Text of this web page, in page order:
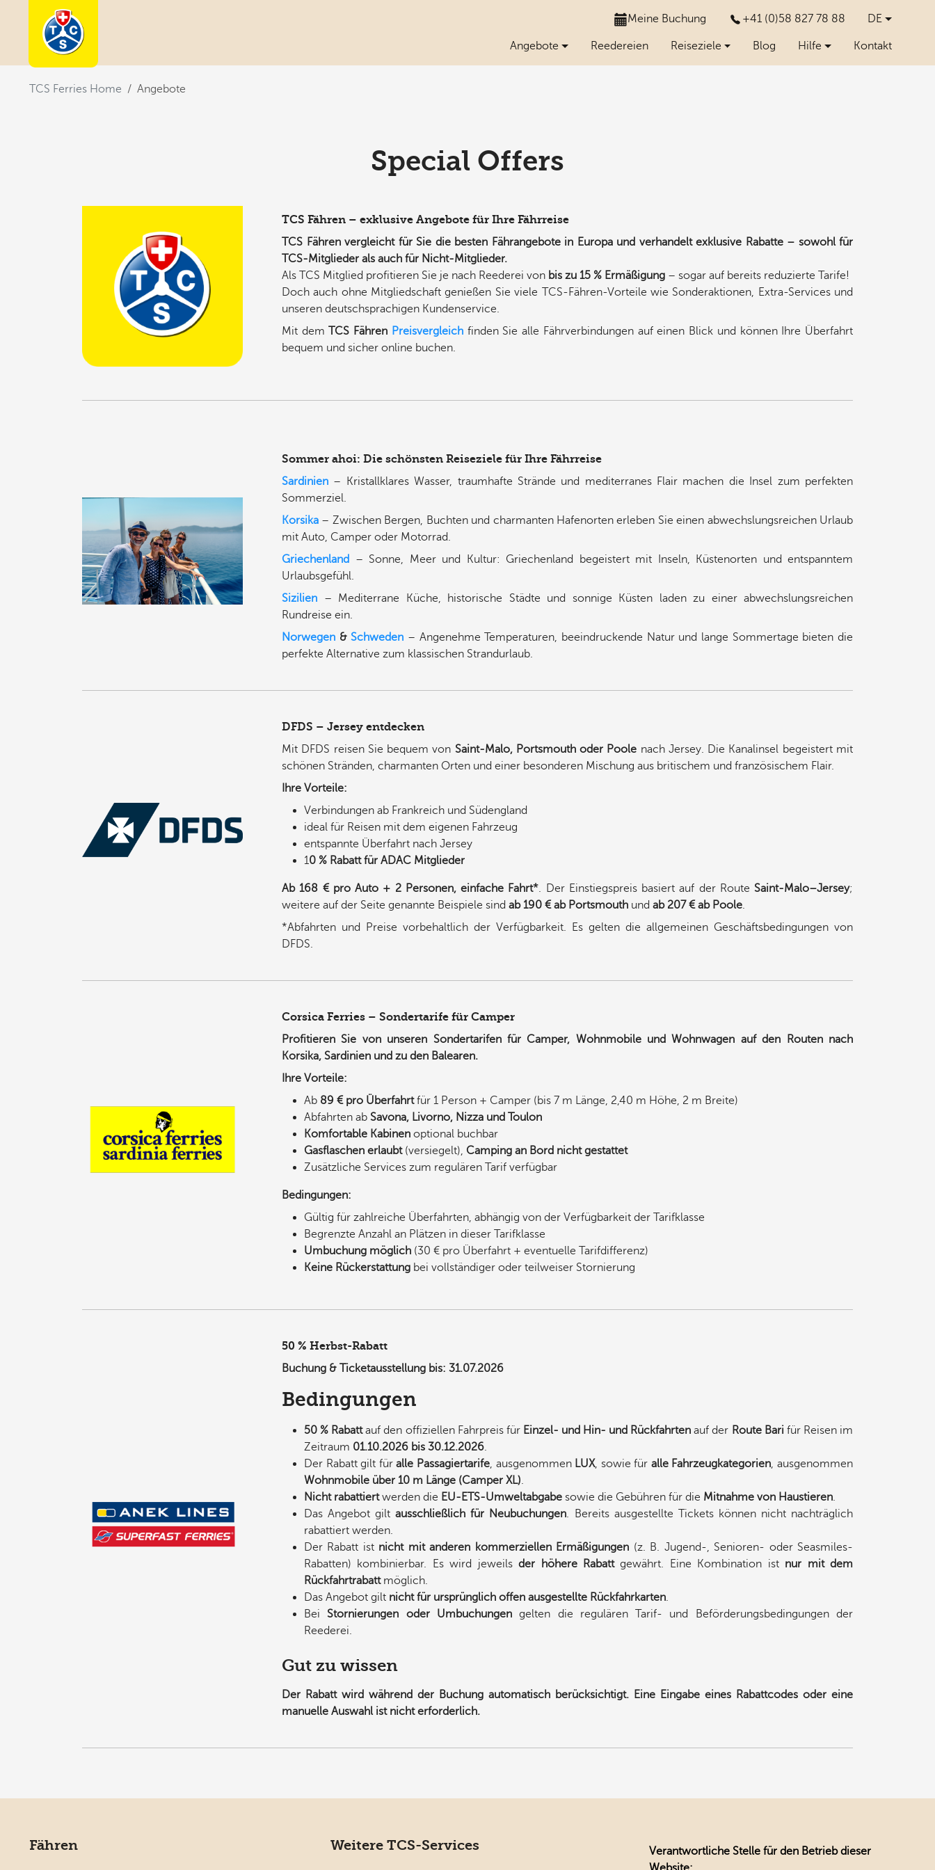
Meine Buchung +41 (0)58 827 78 88 DE
Angebote(current)Reedereien Reiseziele Blog Hilfe Kontakt
TCS Ferries Home Angebote
Special Offers
TCS Fähren – exklusive Angebote für Ihre Fährreise
TCS Fähren vergleicht für Sie die besten Fährangebote in Europa und verhandelt exklusive Rabatte – sowohl für
TCS-Mitglieder als auch für Nicht-Mitglieder.
Als TCS Mitglied profitieren Sie je nach Reederei von bis zu 15 % Ermäßigung – sogar auf bereits reduzierte Tarife!
Doch auch ohne Mitgliedschaft genießen Sie viele TCS-Fähren-Vorteile wie Sonderaktionen, Extra-Services und
unseren deutschsprachigen Kundenservice.
Mit demTCS Fähren Preisvergleichfinden Sie alle Fährverbindungen auf einen Blick und können Ihre Überfahrt
bequem und sicher online buchen.
Sommer ahoi: Die schönsten Reiseziele für Ihre Fährreise
Sardinien – Kristallklares Wasser, traumhafte Strände und mediterranes Flair machen die Insel zum perfekten
Sommerziel.
Korsika – Zwischen Bergen, Buchten und charmanten Hafenorten erleben Sie einen abwechslungsreichen Urlaub
mit Auto, Camper oder Motorrad.
Griechenland
– Sonne, Meer und Kultur: Griechenland begeistert mit Inseln, Küstenorten und entspanntem
Urlaubsgefühl.
Sizilien – Mediterrane Küche, historische Städte und sonnige Küsten laden zu einer abwechslungsreichen
Rundreise ein.
Norwegen &Schweden – Angenehme Temperaturen, beeindruckende Natur und lange Sommertage bieten die
perfekte Alternative zum klassischen Strandurlaub.
DFDS – Jersey entdecken
Mit DFDS reisen Sie bequem von Saint-Malo, Portsmouth oder Poole nach Jersey. Die Kanalinsel begeistert mit
schönen Stränden, charmanten Orten und einer besonderen Mischung aus britischem und französischem Flair.
Ihre Vorteile:
Verbindungen ab Frankreich und Südengland
ideal für Reisen mit dem eigenen Fahrzeug
entspannte Überfahrt nach Jersey
10 % Rabatt für ADAC Mitglieder
Ab 168 € pro Auto + 2 Personen, einfache Fahrt*. Der Einstiegspreis basiert auf der Route Saint-Malo–Jersey;
weitere auf der Seite genannte Beispiele sind ab 190 € ab Portsmouth und ab 207 € ab Poole.
*Abfahrten und Preise vorbehaltlich der Verfügbarkeit. Es gelten die allgemeinen Geschäftsbedingungen von
DFDS.
Corsica Ferries – Sondertarife für Camper
Profitieren Sie von unseren Sondertarifen für Camper, Wohnmobile und Wohnwagen auf den Routen nach
Korsika, Sardinien und zu den Balearen.
Ihre Vorteile:
Ab 89 € pro Überfahrtfür 1 Person + Camper (bis 7 m Länge, 2,40 m Höhe, 2 m Breite)
Abfahrten ab Savona, Livorno, Nizza und Toulon
Komfortable Kabinen optional buchbar
Gasflaschen erlaubt(versiegelt), Camping an Bord nicht gestattet
Zusätzliche Services zum regulären Tarif verfügbar
Bedingungen:
Gültig für zahlreiche Überfahrten, abhängig von der Verfügbarkeit der Tarifklasse
Begrenzte Anzahl an Plätzen in dieser Tarifklasse
Umbuchung möglich (30 € pro Überfahrt + eventuelle Tarifdifferenz)
Keine Rückerstattung bei vollständiger oder teilweiser Stornierung
50 % Herbst-Rabatt
Buchung & Ticketausstellung bis: 31.07.2026
Bedingungen
50 % Rabattauf den offiziellen Fahrpreis für Einzel- und Hin- und Rückfahrten auf der Route Bari für Reisen im
Zeitraum 01.10.2026 bis 30.12.2026.
Der Rabatt gilt füralle Passagiertarife, ausgenommen LUX, sowie für alle Fahrzeugkategorien, ausgenommen
Wohnmobile über 10 m Länge (Camper XL).
Nicht rabattiertwerden die EU-ETS-Umweltabgabe sowie die Gebühren für die Mitnahme von Haustieren.
Das Angebot giltausschließlich für Neubuchungen. Bereits ausgestellte Tickets können nicht nachträglich
rabattiert werden.
Der Rabatt ist nicht mit anderen kommerziellen Ermäßigungen (z. B. Jugend-, Senioren- oder Seasmiles-
Rabatten) kombinierbar. Es wird jeweilsder höhere Rabattgewährt. Eine Kombination ist nur mit dem
Rückfahrtrabattmöglich.
Das Angebot gilt nicht für ursprünglich offen ausgestellte Rückfahrkarten.
Bei Stornierungen oder Umbuchungengelten die regulären Tarif- und Beförderungsbedingungen der
Reederei.
Gut zu wissen
Der Rabatt wird während der Buchung automatisch berücksichtigt. Eine Eingabe eines Rabattcodes oder eine
manuelle Auswahl ist nicht erforderlich.
Fähren Weitere TCS-Services
Verantwortliche Stelle für den Betrieb dieser